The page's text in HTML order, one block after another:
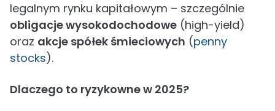
legalnym rynku kapitałowym – szczególnie
obligacje wysokodochodowe (high-yield)
oraz akcje spółek śmieciowych (penny
stocks).
Dlaczego to ryzykowne w 2025?